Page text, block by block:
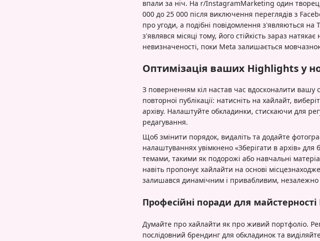
впали за ніч. На r/InstagramMarketing один
000 до 25 000 після виключення переглядів з
про угоди, а подібні повідомлення з'являються
з'являвся місяці тому, його стійкість зараз
невизначеності, поки Meta залишається
Оптимізація ваших Highlights у
З поверненням кіл настав час вдосконалити вашу
повторної публікації: натисніть на хайлайт,
архіву. Налаштуйте обкладинки, стискаючи для
редагування.
Щоб змінити порядок, видаліть та додайте
налаштуваннях увімкнено «Зберігати в архів»
темами, такими як подорожі або навчальні
навіть пропонує хайлайти на основі
залишався динамічним і привабливим, незалежно
Професійні поради для
Думайте про хайлайти як про живий портфоліо.
послідовний брендинг для обкладинок та